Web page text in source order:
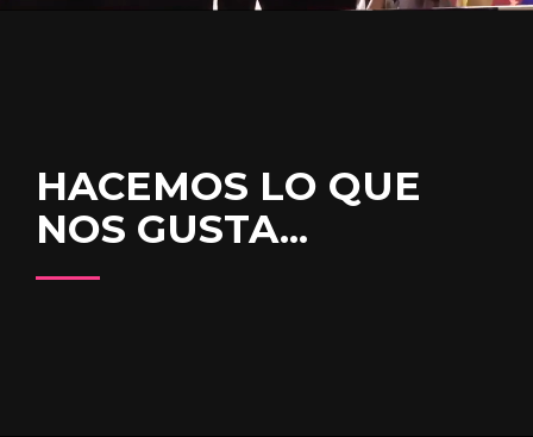
HACEMOS LO QUE
NOS GUSTA...